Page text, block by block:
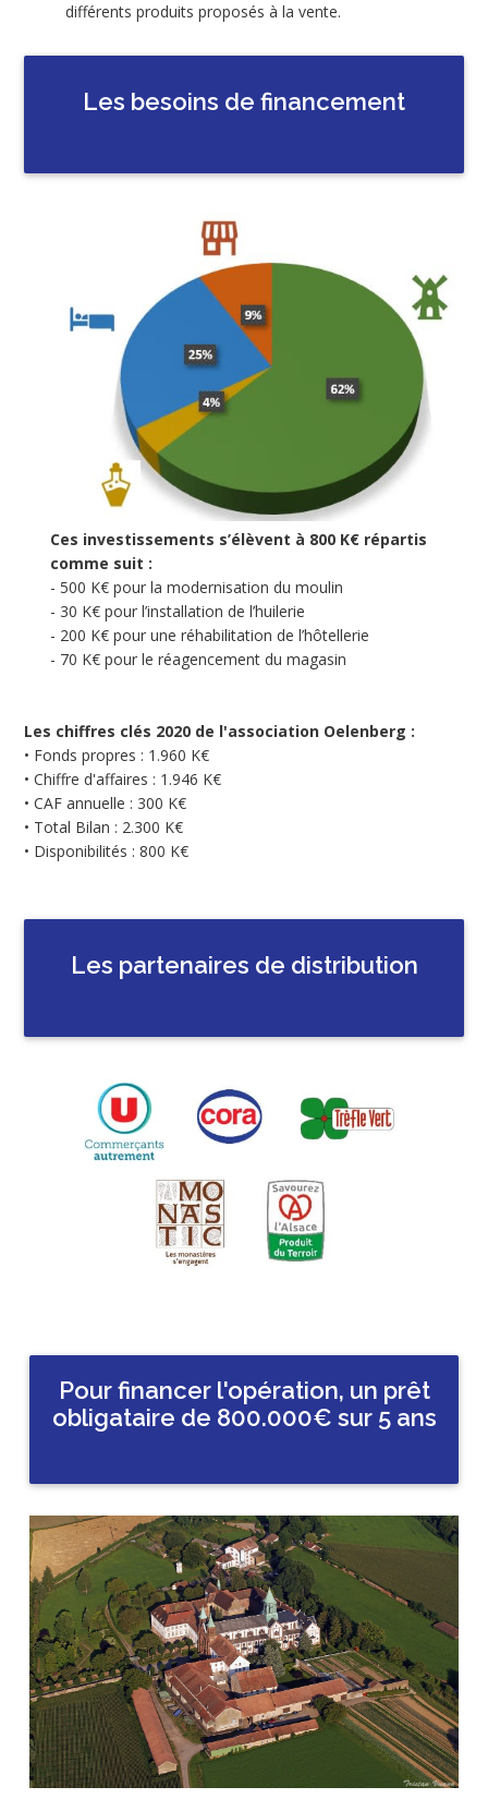
différents produits proposés à la vente.
Les besoins de financement
Ces investissements s’élèvent à 800 K€ répartis
comme suit :
- 500 K€ pour la modernisation du moulin
- 30 K€ pour l’installation de l’huilerie
- 200 K€ pour une réhabilitation de l’hôtellerie
- 70 K€ pour le réagencement du magasin
Les chiffres clés 2020 de l'association Oelenberg :
• Fonds propres : 1.960 K€
• Chiffre d'affaires : 1.946 K€
• CAF annuelle : 300 K€
• Total Bilan : 2.300 K€
• Disponibilités : 800 K€
Les partenaires de distribution
Pour financer l'opération, un prêt
obligataire de 800.000€ sur 5 ans